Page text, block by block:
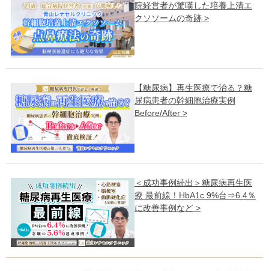
院経営者が驚嘆した培養上清エ
クソソームの奇跡 >
【糖尿病】再生医療で治る？糖
尿病患者の幹細胞治療実例
Before/After >
＜成功事例続出＞糖尿病再生医
療 最前線！HbA1c 9%台⇒6.4％
に改善事例など >